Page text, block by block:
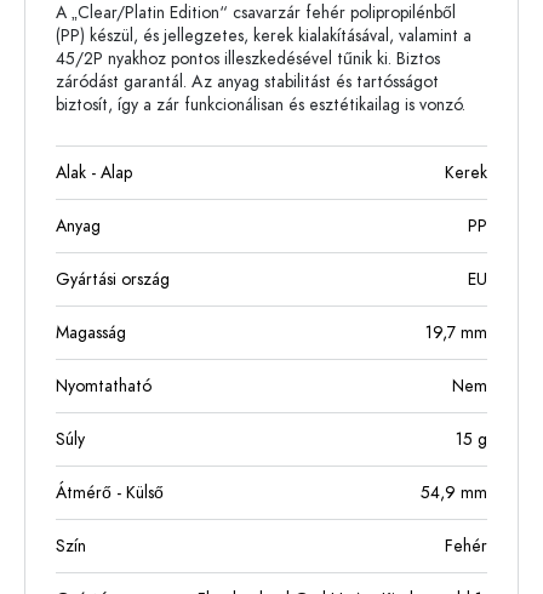
A „Clear/Platin Edition“ csavarzár fehér polipropilénből
(PP) készül, és jellegzetes, kerek kialakításával, valamint a
45/2P nyakhoz pontos illeszkedésével tűnik ki. Biztos
záródást garantál. Az anyag stabilitást és tartósságot
biztosít, így a zár funkcionálisan és esztétikailag is vonzó.
Alak - Alap Kerek
Anyag PP
Gyártási ország EU
Magasság 19,7 mm
Nyomtatható Nem
Súly 15 g
Átmérő - Külső 54,9 mm
Szín Fehér